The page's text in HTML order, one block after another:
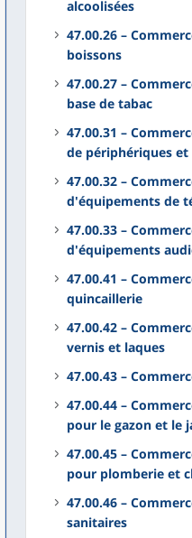
alcoolisées
47.00.26 –
boissons
47.00.27 –
base de tabac
47.00.31 –
de périphériques et
47.00.32 –
d'équipements de
47.00.33 –
d'équipements
47.00.41 –
quincaillerie
47.00.42 –
vernis et laques
47.00.43 –
47.00.44 –
pour le gazon et le
47.00.45 –
pour plomberie et
47.00.46 –
sanitaires